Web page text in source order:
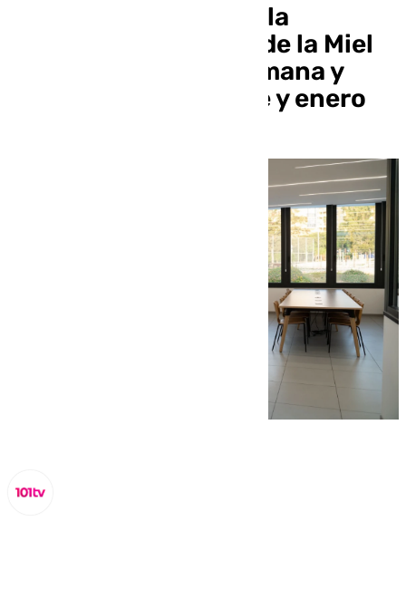
La sala de estudio de la
Biblioteca de Arroyo de la Miel
abrirá los fines de semana y
festivos de diciembre y enero